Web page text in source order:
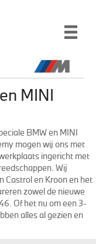
MINI
BMW en MINI
mogen wij ons met
ingericht met
Wij
Castrol en Kroon en het
zowel de nieuwe
Of het nu om een 3-
alles al gezien en